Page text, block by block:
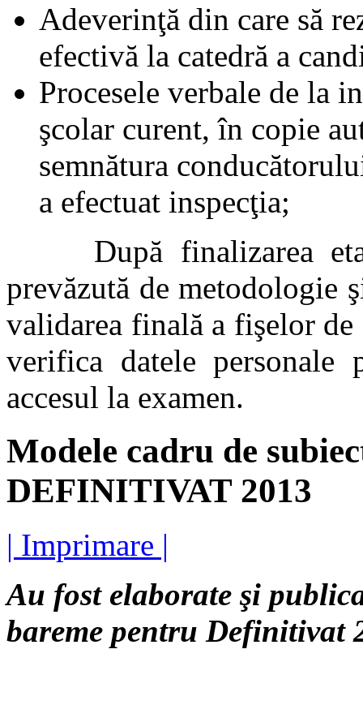
Adeverinţă din care să
efectivă la catedră a
Procesele verbale de la
şcolar curent, în copie
semnătura
a efectuat inspecţia;
După finalizarea
prevăzută de metodologie
validarea finală a fişelor
verifica datele personale
accesul la examen.
Modele cadru de
DEFINITIVAT 2013
| Imprimare |
Au fost elaborate şi
bareme pentru Definitivat